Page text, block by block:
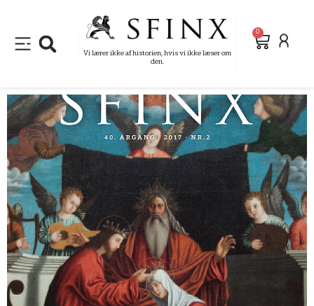
Vi lærer ikke af historien, hvis vi ikke læser om
den.
0